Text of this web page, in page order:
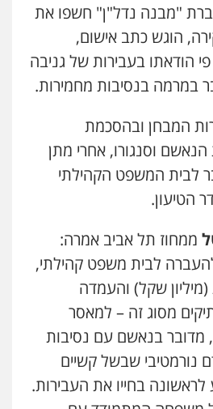
דין
בייצוג בעבירות מין
זוסמן
– משרד עו"ד
לבן מעצרים וחקירות
פלילי רובי גלבוע
פשיעה חמורה צווארון לבן
– משרד עורכי דין
חמורה צווארון לבן נזיקין
"מבנה נדל"ן" חשפו את
הוגש כתב אישום,
הודאתו בעבירות של גניבה
במרמה בנסיבות מחמירות.
המבחן ובהסכמת
וסנגורו, אחרי מתן
לבית המשפט הקהילתי
הטיעון.
ממחוז תל אביב אמרה:
לבית משפט קהילתי,
שקל) והעמדה
מסוג זה – למאסר
מדובר בנאשם עם נסיבות
נורמטיבי שבשל קשיים
בחייו את העבירות.